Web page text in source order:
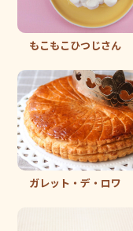
もこもこひつじさん
ガレット・デ・ロワ